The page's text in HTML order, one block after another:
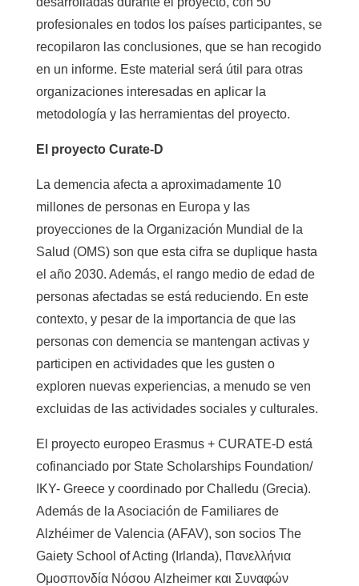
profesionales en todos los países participantes, se
recopilaron las conclusiones, que se han recogido
en un informe. Este material será útil para otras
organizaciones interesadas en aplicar la
metodología y las herramientas del proyecto.
El proyecto Curate-D
La demencia afecta a aproximadamente 10
millones de personas en Europa y las
proyecciones de la Organización Mundial de la
Salud (OMS) son que esta cifra se duplique hasta
el año 2030. Además, el rango medio de edad de
personas afectadas se está reduciendo. En este
contexto, y pesar de la importancia de que las
personas con demencia se mantengan activas y
participen en actividades que les gusten o
exploren nuevas experiencias, a menudo se ven
excluidas de las actividades sociales y culturales.
El proyecto europeo Erasmus + CURATE-D está
cofinanciado por State Scholarships Foundation/
IKY- Greece y coordinado por Challedu (Grecia).
Además de la Asociación de Familiares de
Alzhéimer de Valencia (AFAV), son socios The
Gaiety School of Acting (Irlanda), Πανελλήνια
Ομοσπονδία Νόσου Alzheimer και Συναφών